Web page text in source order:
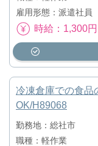
雇用形態：派遣社員
時給：1,300
冷凍倉庫での食品
OK/H89068
勤務地：総社市
職種：軽作業